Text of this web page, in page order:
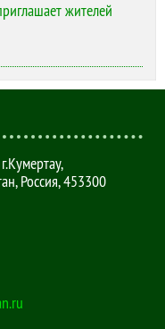
жителей
г.Кумертау,
Россия,453300